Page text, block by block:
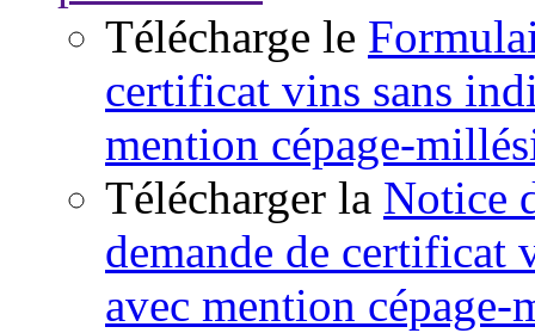
Télécharge le
certificat vins sans
mention cépage-
Télécharger la Notice
demande de certificat
avec mention cépage-